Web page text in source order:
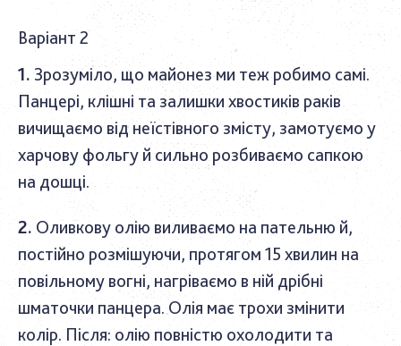
Варіант 2
Зрозуміло, що майонез ми теж робимо самі.
Панцері, клішні та залишки хвостиків раків
вичищаємо від неїстівного змісту, замотуємо у
харчову фольгу й сильно розбиваємо сапкою
на дошці.
Оливкову олію виливаємо на пательню й,
постійно розмішуючи, протягом 15 хвилин на
повільному вогні, нагріваємо в ній дрібні
шматочки панцера. Олія має трохи змінити
колір. Після: олію повністю охолодити та